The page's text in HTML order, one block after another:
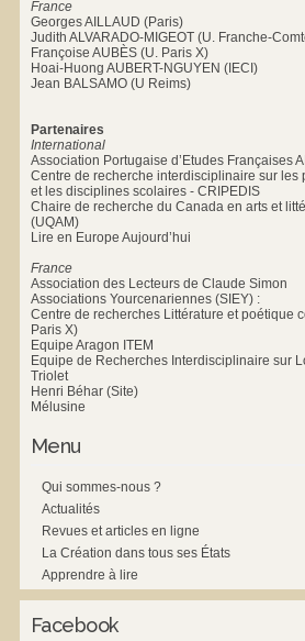
France
Georges AILLAUD (Paris)
Judith ALVARADO-MIGEOT (U. Franche-
Françoise AUBÈS (U. Paris X)
Hoai-Huong AUBERT-NGUYEN (IECI)
Jean BALSAMO (U Reims)
Partenaires
International
Association Portugaise d’Etudes Françaises
Centre de recherche interdisciplinaire sur les
et les disciplines scolaires - CRIPEDIS
Chaire de recherche du Canada en arts et
(UQAM)
Lire en Europe Aujourd’hui
France
Association des Lecteurs de Claude Simon
Associations Yourcenariennes (SIEY) :
Centre de recherches Littérature et poétique
Paris X)
Equipe Aragon ITEM
Equipe de Recherches Interdisciplinaire sur
Triolet
Henri Béhar (Site)
Mélusine
Menu
Qui sommes-nous ?
Actualités
Revues et articles en ligne
La Création dans tous ses États
Apprendre à lire
Facebook